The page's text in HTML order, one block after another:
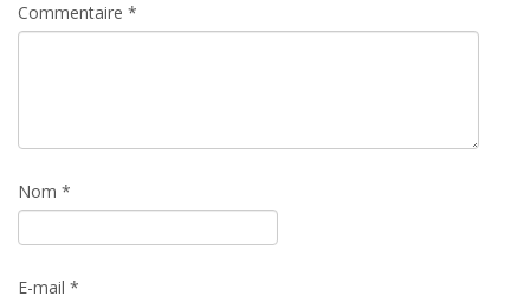
Commentaire *
Nom *
E-mail *